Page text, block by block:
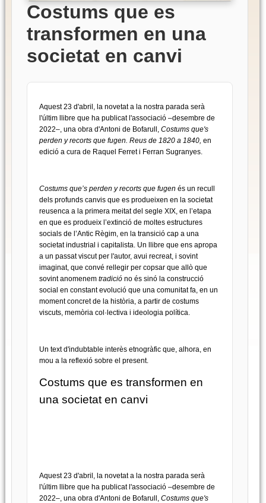
Costums que es
transformen en una
societat en canvi
Aquest 23 d'abril, la novetat a la nostra parada serà
l'últim llibre que ha publicat l'associació –desembre de
2022–, una obra d'Antoni de Bofarull, Costums que's
perden y recorts que fugen. Reus de 1820 a 1840, en
edició a cura de Raquel Ferret i Ferran Sugranyes.
Costums que’s perden y recorts que fugen és un recull
dels profunds canvis que es produeixen en la societat
reusenca a la primera meitat del segle XIX, en l’etapa
en que es produeix l’extinció de moltes estructures
socials de l’Antic Règim, en la transició cap a una
societat industrial i capitalista. Un llibre que ens apropa
a un passat viscut per l'autor, avui recreat, i sovint
imaginat, que convé rellegir per copsar que allò que
sovint anomenem tradicióno és sinó la construcció
social en constant evolució que una comunitat fa, en un
moment concret de la història, a partir de costums
viscuts, memòria col·lectiva i ideologia política.
Un text d'indubtable interès etnogràfic que, alhora, en
mou a la reflexió sobre el present.
Costums que es transformen en
una societat en canvi
Aquest 23 d'abril, la novetat a la nostra parada serà
l'últim llibre que ha publicat l'associació –desembre de
2022–, una obra d'Antoni de Bofarull, Costums que's